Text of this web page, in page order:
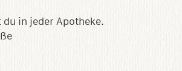
du in jeder Apotheke.